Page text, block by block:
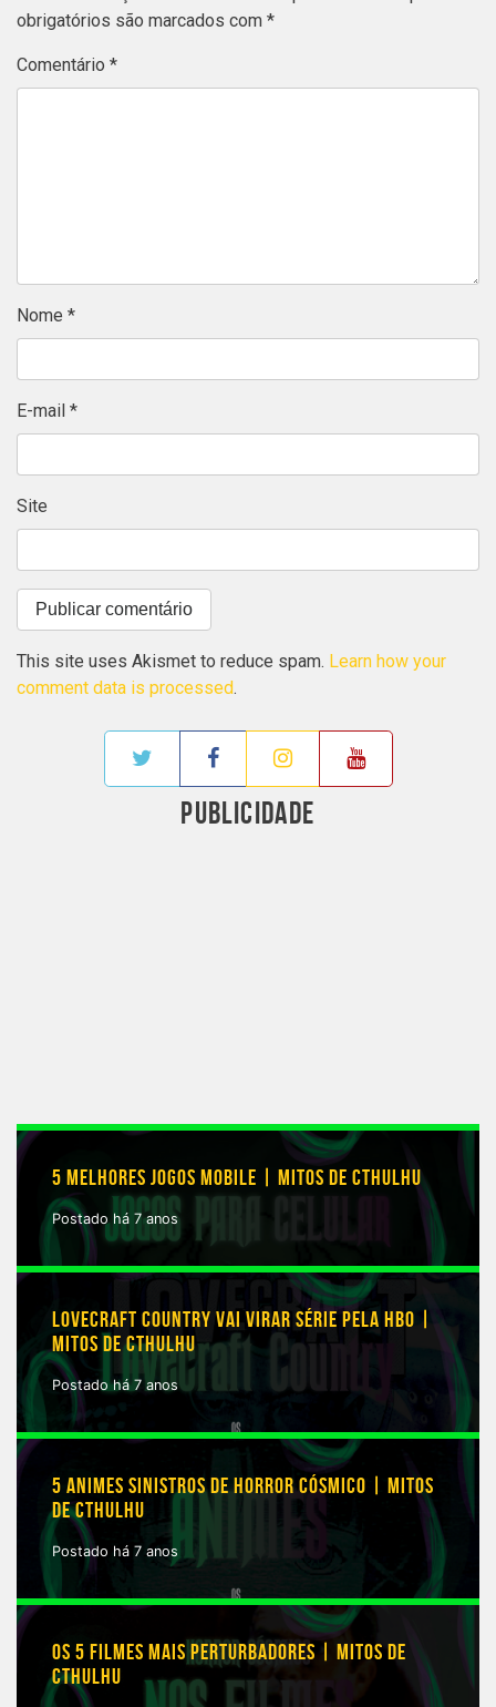
obrigatórios são marcados com *
Comentário *
Nome *
E-mail *
Site
This site uses Akismet to reduce spam. Learn how your
comment data is processed.
PUBLICIDADE
5 MELHORES JOGOS MOBILE | MITOS DE CTHULHU
Postado há 7 anos
LOVECRAFT COUNTRY VAI VIRAR SÉRIE PELA HBO |
MITOS DE CTHULHU
Postado há 7 anos
5 ANIMES SINISTROS DE HORROR CÓSMICO | MITOS
DE CTHULHU
Postado há 7 anos
OS 5 FILMES MAIS PERTURBADORES | MITOS DE
CTHULHU